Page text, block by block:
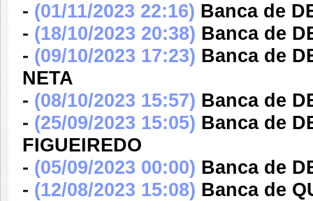
- (01/11/2023 22:16) Banca de
- (18/10/2023 20:38) Banca de
- (09/10/2023 17:23) Banca de
NETA
- (08/10/2023 15:57) Banca de
- (25/09/2023 15:05) Banca de
FIGUEIREDO
- (05/09/2023 00:00) Banca de
- (12/08/2023 15:08) Banca de